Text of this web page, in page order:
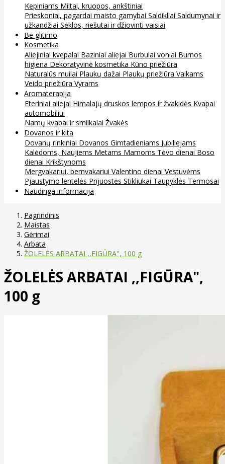
Kepiniams Miltai, kruopos, ankštiniai
Prieskoniai, pagardai maisto gamybai Saldikliai Saldumynai ir
užkandžiai Sėklos, riešutai ir džiovinti vaisiai
Be glitimo
Kosmetika
Aliejiniai kvepalai Baziniai aliejai Burbulai voniai Burnos
higiena Dekoratyvinė kosmetika Kūno priežiūra
Naturalūs muilai Plaukų dažai Plaukų priežiūra Vaikams
Veido priežiūra Vyrams
Aromaterapija
Eteriniai aliejai Himalajų druskos lempos ir žvakidės Kvapai
automobiliui
Namų kvapai ir smilkalai Žvakės
Dovanos ir kita
Dovanų rinkiniai Dovanos Gimtadieniams Jubiliejams
Kalėdoms, Naujiems Metams Mamoms Tėvo dienai Boso
dienai Krikštynoms
Mergvakariui, bernvakariui Valentino dienai Vestuvėms
Pjaustymo lentelės Prijuostės Stikliukai Taupyklės Termosai
Naudinga informacija
Pagrindinis
Maistas
Gėrimai
Arbata
ŽOLELĖS ARBATAI ,,FIGŪRA", 100 g
ŽOLELĖS ARBATAI ,,FIGŪRA",
100 g